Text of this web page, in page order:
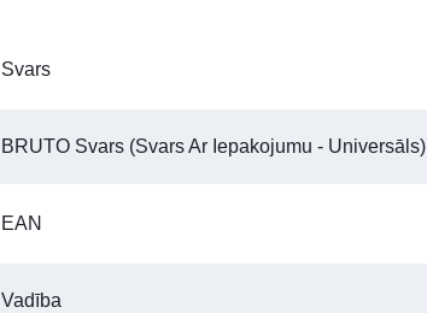
Svars
BRUTO Svars (Svars Ar Iepakojumu - Universāls)
EAN
Vadība